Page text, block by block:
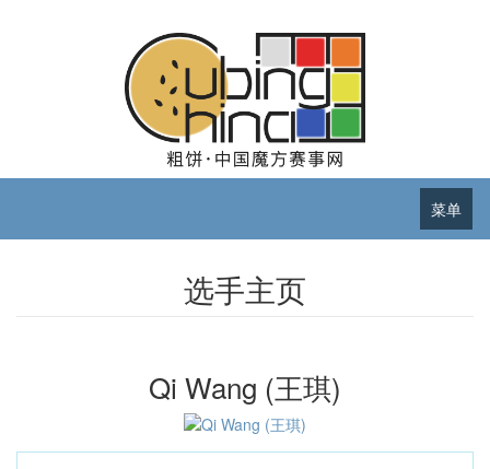
菜单
选手主页
Qi Wang (王琪)